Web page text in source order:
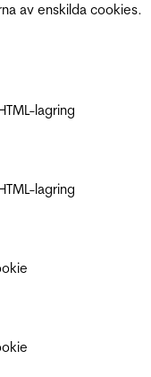
av enskilda cookies.
lagring
lagring